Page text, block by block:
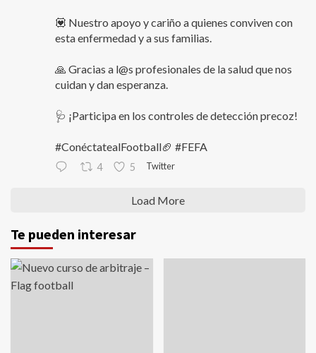
💟 Nuestro apoyo y cariño a quienes conviven con
esta enfermedad y a sus familias.
🙏 Gracias a l@s profesionales de la salud que nos
cuidan y dan esperanza.
🩺 ¡Participa en los controles de detección precoz!
#ConéctatealFootball🏈 #FEFA
4 5 Twitter
Load More
Te pueden interesar